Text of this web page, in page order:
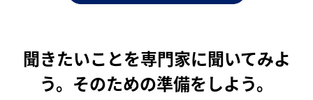
聞きたいことを専門家に聞いてみよ
う。そのための準備をしよう。